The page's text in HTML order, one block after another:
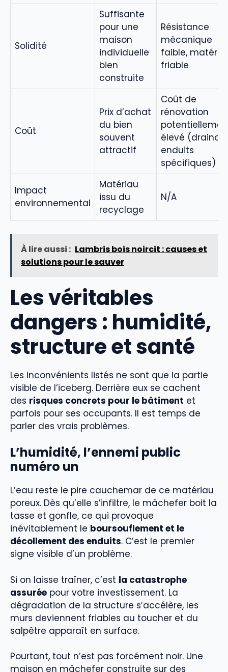
Solidité
Suffisante
pour une
maison
individuelle
bien
construite
Résistance
mécanique
faible,
friable
Coût
Prix d’achat
du bien
souvent
attractif
Coût de
rénovation
élevé
enduits
spécifiques)
Impact
environnemental
Matériau
issu du
recyclage
N/A
À lire aussi : Lambris bois noircit : causes et
solutions pour le sauver
Les véritables
dangers : humidité,
structure et santé
Les inconvénients listés ne sont que la partie
visible de l’iceberg. Derrière eux se cachent
des risques concrets pour le bâtiment et
parfois pour ses occupants. Il est temps de
parler des vrais problèmes.
L’humidité, l’ennemi public
numéro un
L’eau reste le pire cauchemar de ce matériau
poreux. Dès qu’elle s’infiltre, le mâchefer boit la
tasse et gonfle, ce qui provoque
inévitablement le boursouflement et le
décollement des enduits. C’est le premier
signe visible d’un problème.
Si on laisse traîner, c’est la catastrophe
assurée pour votre investissement. La
dégradation de la structure s’accélère, les
murs deviennent friables au toucher et du
salpêtre apparaît en surface.
Pourtant, tout n’est pas forcément noir. Une
maison en mâchefer construite sur des